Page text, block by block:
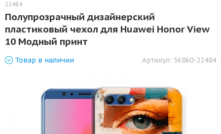
22484
Полупрозрачный дизайнерский
пластиковый чехол для Huawei Honor View
10 Модный принт
Товар в наличии Артикул: 56860-22484